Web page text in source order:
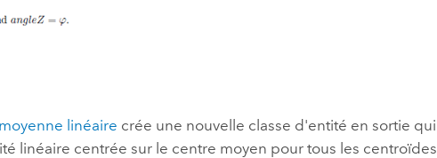
linéaire crée une nouvelle classe d'entité en sortie qui
linéaire centrée sur le centre moyen pour tous les centroïdes